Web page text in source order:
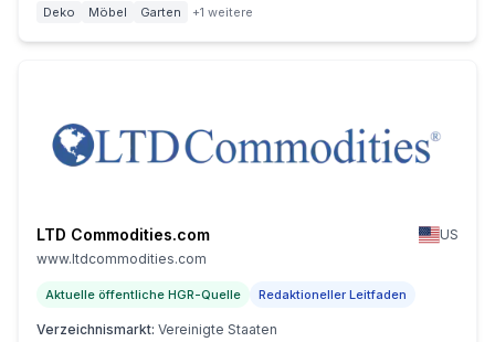
Deko Möbel Garten +1 weitere
LTD Commodities.com
US
www.ltdcommodities.com
Aktuelle öffentliche HGR-Quelle Redaktioneller Leitfaden
Verzeichnismarkt: Vereinigte Staaten